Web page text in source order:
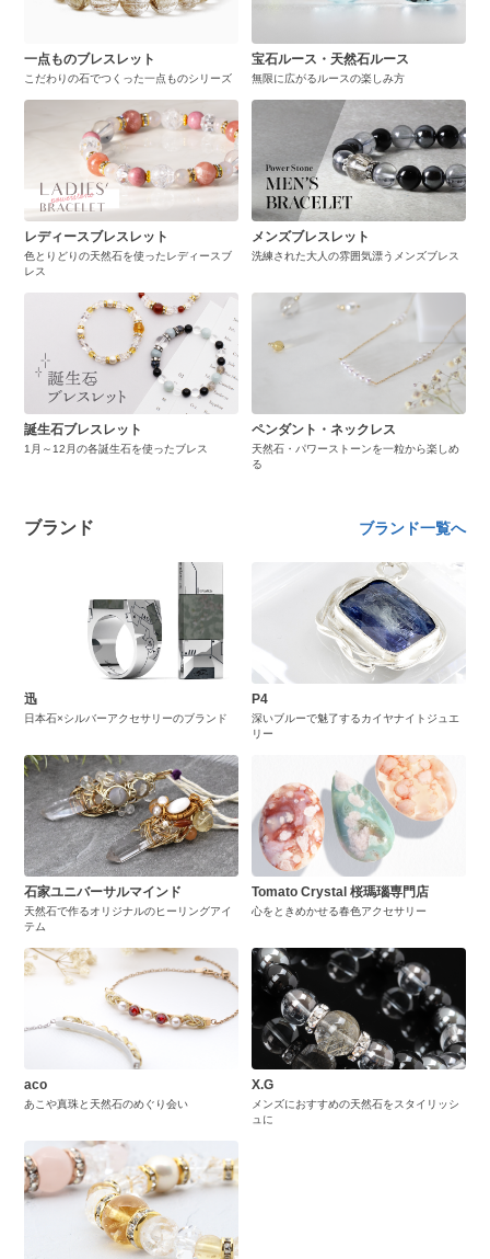
一点ものブレスレット
こだわりの石でつくった一点ものシリーズ
宝石ルース・天然石ルース
無限に広がるルースの楽しみ方
レディースブレスレット
色とりどりの天然石を使ったレディースブ
レス
メンズブレスレット
洗練された大人の雰囲気漂うメンズブレス
誕生石ブレスレット
1月～12月の各誕生石を使ったブレス
ペンダント・ネックレス
天然石・パワーストーンを一粒から楽しめ
る
ブランド ブランド一覧へ
迅
日本石×シルバーアクセサリーのブランド
P4
深いブルーで魅了するカイヤナイトジュエ
リー
石家ユニバーサルマインド
天然石で作るオリジナルのヒーリングアイ
テム
Tomato Crystal 桜瑪瑙専門店
心をときめかせる春色アクセサリー
aco
あこや真珠と天然石のめぐり会い
X.G
メンズにおすすめの天然石をスタイリッシ
ュに